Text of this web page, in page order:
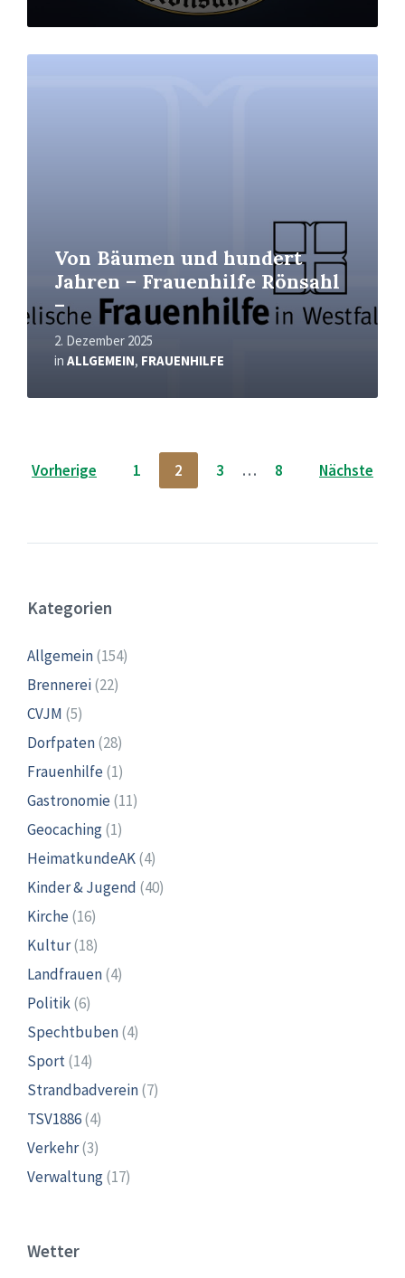
Von Bäumen und hundert
Jahren – Frauenhilfe Rönsahl
–
2. Dezember 2025
in ALLGEMEIN, FRAUENHILFE
Mehr
Seitennummerierung
Beiträge
Vorherige 1 2 3 … 8 Nächste
Kategorien
Allgemein(154)
Brennerei(22)
CVJM (5)
Dorfpaten(28)
Frauenhilfe(1)
Gastronomie(11)
Geocaching(1)
HeimatkundeAK(4)
Kinder & Jugend (40)
Kirche(16)
Kultur(18)
Landfrauen(4)
Politik(6)
Spechtbuben(4)
Sport(14)
Strandbadverein(7)
TSV1886(4)
Verkehr(3)
Verwaltung(17)
Wetter